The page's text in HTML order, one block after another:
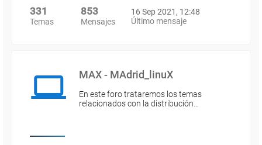
331
Temas
853
Mensajes
16 Sep 2021, 12:48
Último mensaje
MAX - MAdrid_linuX
En este foro trataremos los temas
relacionados con la distribución…